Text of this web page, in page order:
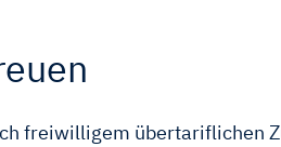
freiwilligem übertariflichen